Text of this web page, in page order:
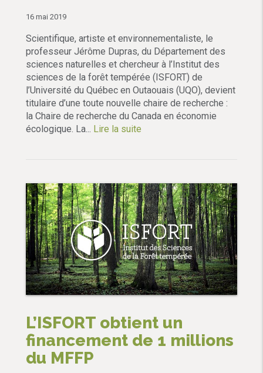
16 mai 2019
Scientifique, artiste et environnementaliste, le
professeur Jérôme Dupras, du Département des
sciences naturelles et chercheur à l’Institut des
sciences de la forêt tempérée (ISFORT) de
l’Université du Québec en Outaouais (UQO), devient
titulaire d’une toute nouvelle chaire de recherche :
la Chaire de recherche du Canada en économie
écologique. La... Lire la suite
L’ISFORT obtient un
financement de 1 millions
du MFFP